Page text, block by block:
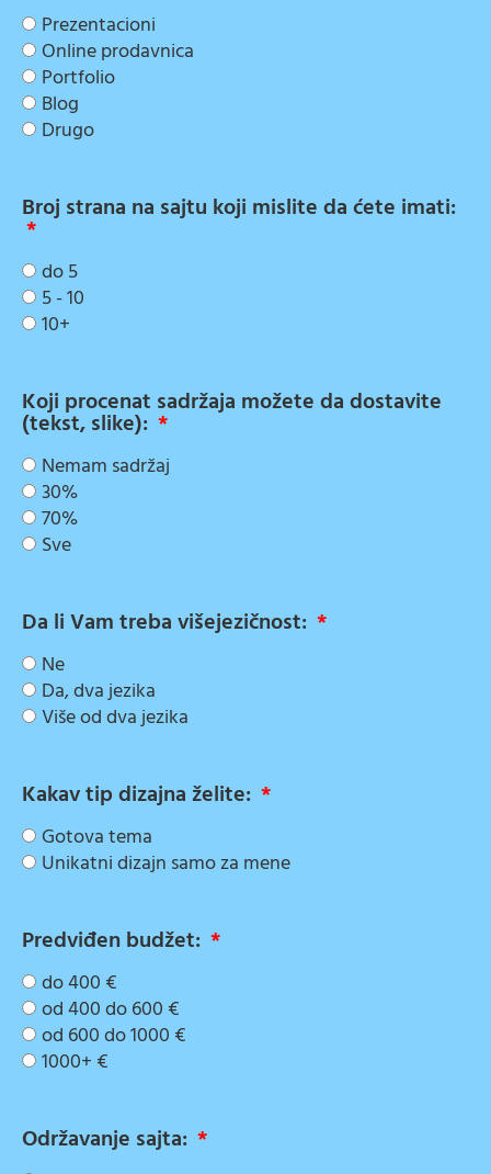
Prezentacioni
Online prodavnica
Portfolio
Blog
Drugo
Broj strana na sajtu koji mislite da ćete imati:
do 5
5 - 10
10+
Koji procenat sadržaja možete da dostavite
(tekst, slike):
Nemam sadržaj
30%
70%
Sve
Da li Vam treba višejezičnost:
Ne
Da, dva jezika
Više od dva jezika
Kakav tip dizajna želite:
Gotova tema
Unikatni dizajn samo za mene
Predviđen budžet:
do 400 €
od 400 do 600 €
od 600 do 1000 €
1000+ €
Održavanje sajta: